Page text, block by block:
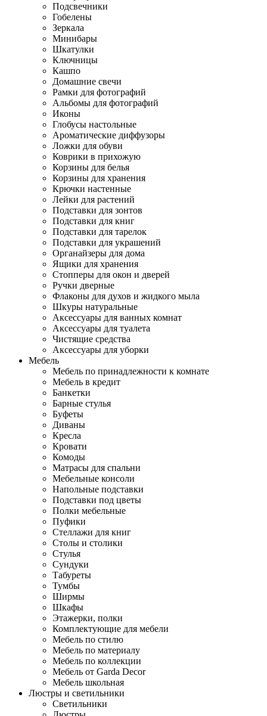
Подсвечники
Гобелены
Зеркала
Минибары
Шкатулки
Ключницы
Кашпо
Домашние свечи
Рамки для фотографий
Альбомы для фотографий
Иконы
Глобусы настольные
Ароматические диффузоры
Ложки для обуви
Коврики в прихожую
Корзины для белья
Корзины для хранения
Крючки настенные
Лейки для растений
Подставки для зонтов
Подставки для книг
Подставки для тарелок
Подставки для украшений
Органайзеры для дома
Ящики для хранения
Стопперы для окон и дверей
Ручки дверные
Флаконы для духов и жидкого мыла
Шкуры натуральные
Аксессуары для ванных комнат
Аксессуары для туалета
Чистящие средства
Аксессуары для уборки
Мебель
Мебель по принадлежности к комнате
Мебель в кредит
Банкетки
Барные стулья
Буфеты
Диваны
Кресла
Кровати
Комоды
Матрасы для спальни
Мебельные консоли
Напольные подставки
Подставки под цветы
Полки мебельные
Пуфики
Стеллажи для книг
Столы и столики
Стулья
Сундуки
Табуреты
Тумбы
Ширмы
Шкафы
Этажерки, полки
Комплектующие для мебели
Мебель по стилю
Мебель по материалу
Мебель по коллекции
Мебель от Garda Decor
Мебель школьная
Люстры и светильники
Светильники